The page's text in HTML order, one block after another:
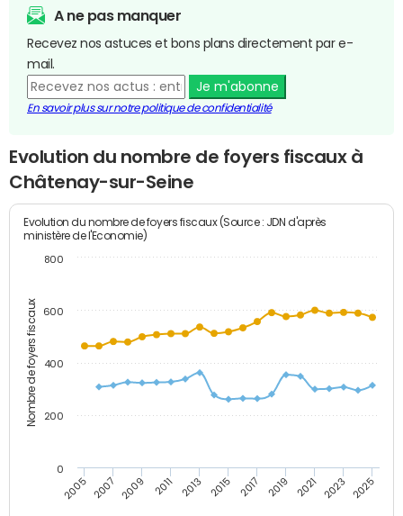
A ne pas manquer
Recevez nos astuces et bons plans directement par e-
mail.
Je m'abonne
En savoir plus sur notre politique de confidentialité
Evolution du nombre de foyers fiscaux à
Châtenay-sur-Seine
Nombre de foyers fiscaux
Evolution du nombre de foyers fiscaux (Source : JDN d'après
ministère de l'Economie)
2005 2007 2009 2011 2013 2015 2017 2019 2021 2023 2025
0
200
400
600
800